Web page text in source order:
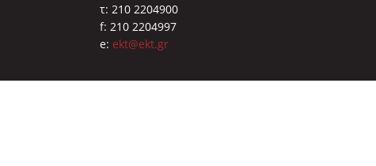
τ: 210 2204900
f: 210 2204997
e: ekt@ekt.gr